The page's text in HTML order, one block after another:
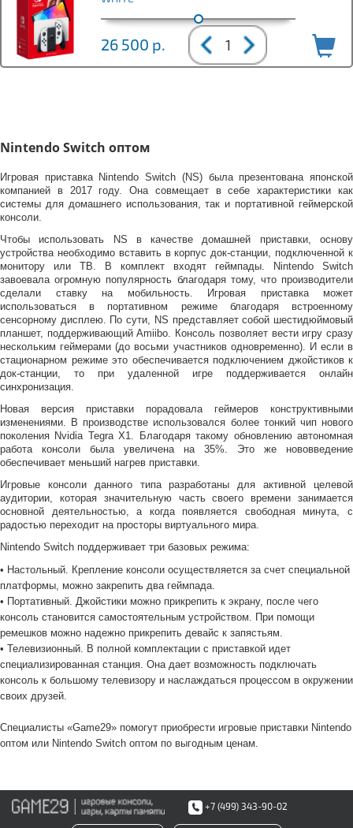
26 500 р.
Nintendo Switсh оптом
Игровая приставка Nintendo Switch (NS) была презентована японской
компанией в 2017 году. Она совмещает в себе характеристики как
системы для домашнего использования, так и портативной геймерской
консоли.
Чтобы использовать NS в качестве домашней приставки, основу
устройства необходимо вставить в корпус док-станции, подключенной к
монитору или ТВ. В комплект входят геймпады. Nintendo Switch
завоевала огромную популярность благодаря тому, что производители
сделали ставку на мобильность. Игровая приставка может
использоваться в портативном режиме благодаря встроенному
сенсорному дисплею. По сути, NS представляет собой шестидюймовый
планшет, поддерживающий Amiibo. Консоль позволяет вести игру сразу
нескольким геймерами (до восьми участников одновременно). И если в
стационарном режиме это обеспечивается подключением джойстиков к
док-станции, то при удаленной игре поддерживается онлайн
синхронизация.
Новая версия приставки порадовала геймеров конструктивными
изменениями. В производстве использовался более тонкий чип нового
поколения Nvidia Tegra X1. Благодаря такому обновлению автономная
работа консоли была увеличена на 35%. Это же нововведение
обеспечивает меньший нагрев приставки.
Игровые консоли данного типа разработаны для активной целевой
аудитории, которая значительную часть своего времени занимается
основной деятельностью, а когда появляется свободная минута, с
радостью переходит на просторы виртуального мира.
Nintendo Switch поддерживает три базовых режима:
• Настольный. Крепление консоли осуществляется за счет специальной
платформы, можно закрепить два геймпада.
• Портативный. Джойстики можно прикрепить к экрану, после чего
консоль становится самостоятельным устройством. При помощи
ремешков можно надежно прикрепить девайс к запястьям.
• Телевизионный. В полной комплектации с приставкой идет
специализированная станция. Она дает возможность подключать
консоль к большому телевизору и наслаждаться процессом в окружении
своих друзей.
Специалисты «Game29» помогут приобрести игровые приставки Nintendo
оптом или Nintendo Switch оптом по выгодным ценам.
+7 (499) 343-90-02